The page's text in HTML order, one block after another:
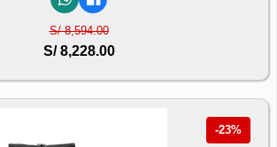
S/ 8,594.00
S/ 8,228.00
-23%